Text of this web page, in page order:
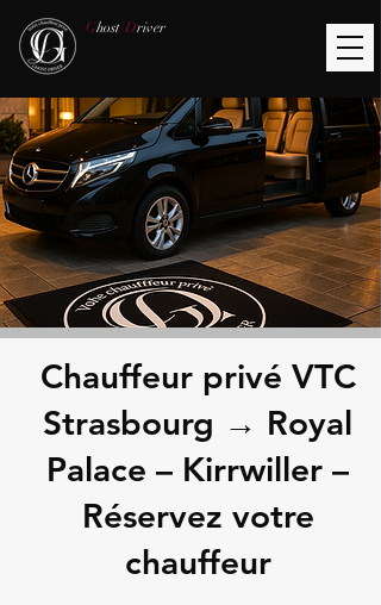
Ghost Driver
Chauffeur privé VTC
Strasbourg → Royal
Palace – Kirrwiller –
Réservez votre
chauffeur